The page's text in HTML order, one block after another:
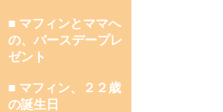
■ マフィンとママへ
の、バースデープレ
ゼント
■ マフィン、２２歳
の誕生日